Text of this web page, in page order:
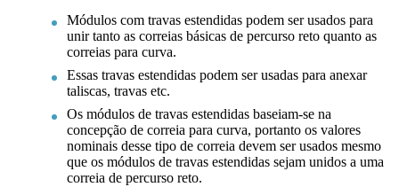
Módulos com travas estendidas podem ser usados para
unir tanto as correias básicas de percurso reto quanto as
correias para curva.
Essas travas estendidas podem ser usadas para anexar
taliscas, travas etc.
Os módulos de travas estendidas baseiam-se na
concepção de correia para curva, portanto os valores
nominais desse tipo de correia devem ser usados mesmo
que os módulos de travas estendidas sejam unidos a uma
correia de percurso reto.